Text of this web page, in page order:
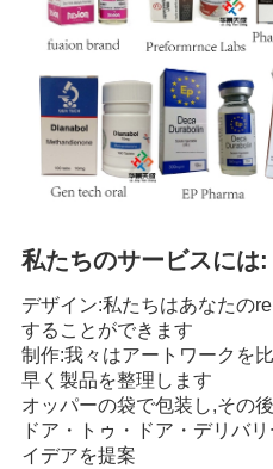
私たちのサービスには:
デザイン:私たちはあなたの
することができます
制作:我々はアートワークを
早く製品を整理します
オッパーの袋で包装し,その
ドア・トゥ・ドア・デリバ
イデアを提案